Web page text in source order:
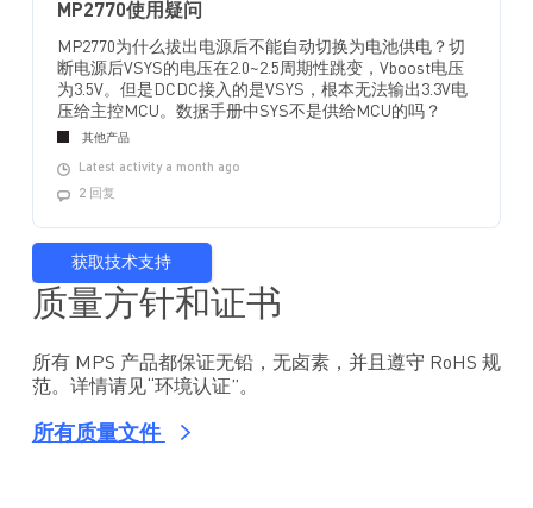
MP2770使用疑问
MP2770为什么拔出电源后不能自动切换为电池供电？切
断电源后VSYS的电压在2.0~2.5周期性跳变，Vboost电压
为3.5V。但是DCDC接入的是VSYS，根本无法输出3.3V电
压给主控MCU。数据手册中SYS不是供给MCU的吗？
其他产品
Latest activity a month ago
2 回复
获取技术支持
质量方针和证书
所有 MPS 产品都保证无铅，无卤素，并且遵守 RoHS 规
范。详情请见“环境认证”。
所有质量文件